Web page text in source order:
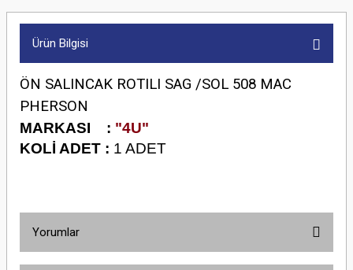
Ürün Bilgisi
ÖN SALINCAK ROTILI SAG /SOL 508 MAC
PHERSON
MARKASI : "4U"
KOLİ ADET : 1 ADET
Yorumlar